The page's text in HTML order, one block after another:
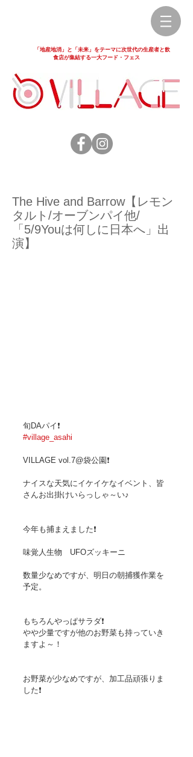
「地産地消」と「未来」をテーマに次世代の生産者と飲
食店が集結する一大フード・フェス
The Hive and Barrow【レモン
タルト/オーブンパイ他/
「5/9Youは何しに日本へ」出
演】
旬DAパイ❗
#village_asahi
VILLAGE vol.7@袋公園❗
ナイスな天気にイケイケなイベント、皆
さんお出掛けいらっしゃ～い♪
今年も捕まえました❗
味覚人生物　UFOズッキーニ
数量少なめですが、明日の朝捕獲作業を
予定。
もちろんやっぱサラダ❗
やや少量ですが他のお野菜も持っていき
ますよ～！
お野菜が少なめですが、加工品頑張りま
した❗